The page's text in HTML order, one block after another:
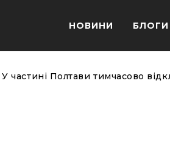
НОВИНИ БЛОГИ
У частині Полтави тимчасово